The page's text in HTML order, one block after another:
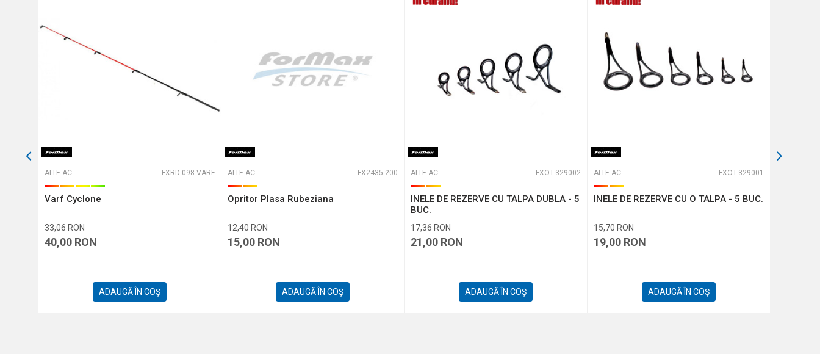
ALTE ACCESORII FXRD-098 VARF
Varf Cyclone
33,06 RON
40,00 RON
ADAUGĂ ÎN COȘ
ALTE ACCESORII FX2435-200
Opritor Plasa Rubeziana
12,40 RON
15,00 RON
ADAUGĂ ÎN COȘ
ALTE ACCESORII FXOT-329002
INELE DE REZERVE CU TALPA DUBLA - 5
BUC.
17,36 RON
21,00 RON
ADAUGĂ ÎN COȘ
ALTE ACCESORII FXOT-329001
INELE DE REZERVE CU O TALPA - 5 BUC.
15,70 RON
19,00 RON
ADAUGĂ ÎN COȘ